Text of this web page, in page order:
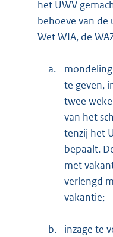
het UWV
behoeve van de
Wet WIA, de
a.
te geven,
twee
van het
tenzij het
bepaalt.
met
verlengd
vakantie;
b.
inzage te